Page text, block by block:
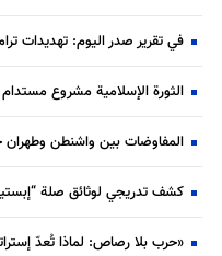
في تقرير صدر اليوم: تهديدات
الثورة الإسلامية مشروع
المفاوضات بين واشنطن وطهران
كشف تدريجي لوثائق صلة
«حرب بلا رصاص: لماذا تُعدّ